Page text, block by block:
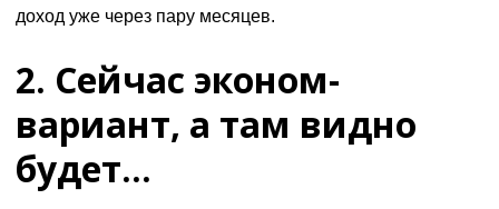
доход уже через пару месяцев.
2. Сейчас эконом-
вариант, а там видно
будет…